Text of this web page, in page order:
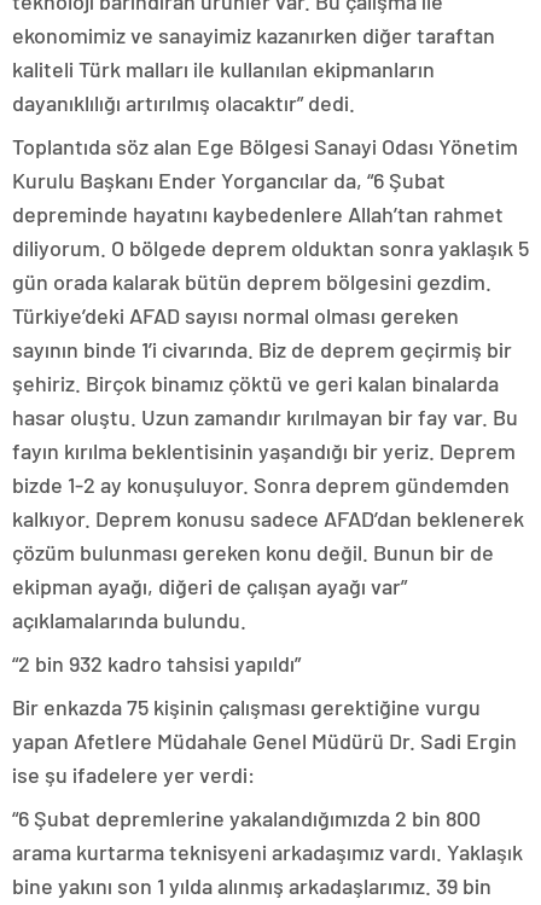
ekonomimiz ve sanayimiz kazanırken diğer taraftan
kaliteli Türk malları ile kullanılan ekipmanların
dayanıklılığı artırılmış olacaktır” dedi.
Toplantıda söz alan Ege Bölgesi Sanayi Odası Yönetim
Kurulu Başkanı Ender Yorgancılar da, “6 Şubat
depreminde hayatını kaybedenlere Allah’tan rahmet
diliyorum. O bölgede deprem olduktan sonra yaklaşık 5
gün orada kalarak bütün deprem bölgesini gezdim.
Türkiye’deki AFAD sayısı normal olması gereken
sayının binde 1’i civarında. Biz de deprem geçirmiş bir
şehiriz. Birçok binamız çöktü ve geri kalan binalarda
hasar oluştu. Uzun zamandır kırılmayan bir fay var. Bu
fayın kırılma beklentisinin yaşandığı bir yeriz. Deprem
bizde 1-2 ay konuşuluyor. Sonra deprem gündemden
kalkıyor. Deprem konusu sadece AFAD’dan beklenerek
çözüm bulunması gereken konu değil. Bunun bir de
ekipman ayağı, diğeri de çalışan ayağı var”
açıklamalarında bulundu.
“2 bin 932 kadro tahsisi yapıldı”
Bir enkazda 75 kişinin çalışması gerektiğine vurgu
yapan Afetlere Müdahale Genel Müdürü Dr. Sadi Ergin
ise şu ifadelere yer verdi:
“6 Şubat depremlerine yakalandığımızda 2 bin 800
arama kurtarma teknisyeni arkadaşımız vardı. Yaklaşık
bine yakını son 1 yılda alınmış arkadaşlarımız. 39 bin